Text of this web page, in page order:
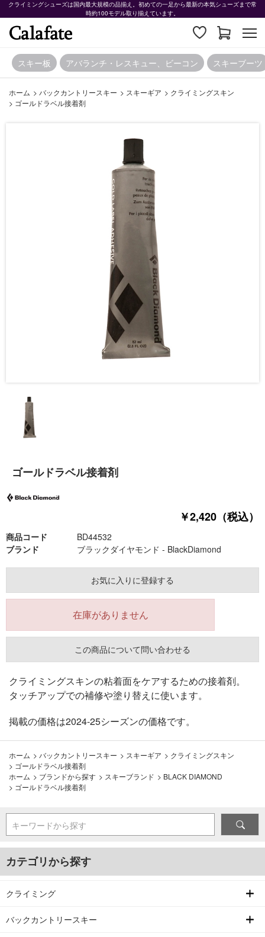
クライミングシューズは国内最大規模の品揃え。初めての一足から最新の本気シューズまで常
時約100モデル取り揃えています。
スキー板 アバランチ・レスキュー、ビーコン スキーブーツ
ホーム > バックカントリースキー > スキーギア > クライミングスキン
> ゴールドラベル接着剤
ゴールドラベル接着剤
￥2,420（税込）
商品コード
BD44532
ブランド
ブラックダイヤモンド - BlackDiamond
お気に入りに登録する
在庫がありません
この商品について問い合わせる
クライミングスキンの粘着面をケアするための接着剤。
タッチアップでの補修や塗り替えに使います。
掲載の価格は2024-25シーズンの価格です。
ホーム > バックカントリースキー > スキーギア > クライミングスキン
> ゴールドラベル接着剤
ホーム > ブランドから探す > スキーブランド > BLACK DIAMOND
> ゴールドラベル接着剤
キーワードから探す
カテゴリから探す
クライミング
バックカントリースキー